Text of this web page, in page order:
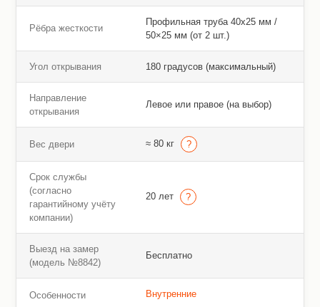
Рёбра жесткости
Профильная труба 40х25 мм /
50×25 мм (от 2 шт.)
Угол открывания 180 градусов (максимальный)
Направление
открывания
Левое или правое (на выбор)
Вес двери ≈ 80 кг
Срок службы
(согласно
гарантийному учёту
компании)
20 лет
Выезд на замер
(модель №8842)
Бесплатно
Особенности Внутренние